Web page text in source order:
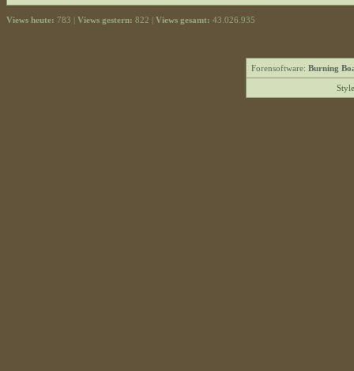
Views heute: 783 | Views gestern: 822 | Views gesamt: 43.026.935
Forensoftware: Burning